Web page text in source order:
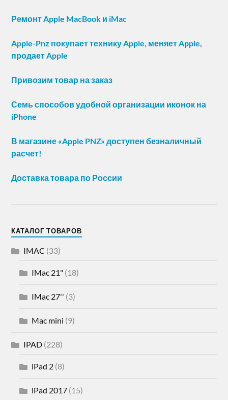
Ремонт Apple MacBook и iMac
Apple-Pnz покупает технику Apple, меняет Apple,
продает Apple
Привозим товар на заказ
Семь способов удобной организации иконок на
iPhone
В магазине «Apple PNZ» доступен безналичный
расчет!
Доставка товара по России
КАТАЛОГ ТОВАРОВ
IMAC (33)
IMac 21" (18)
IMac 27'' (3)
Mac mini (9)
IPAD (228)
iPad 2 (8)
iPad 2017 (15)